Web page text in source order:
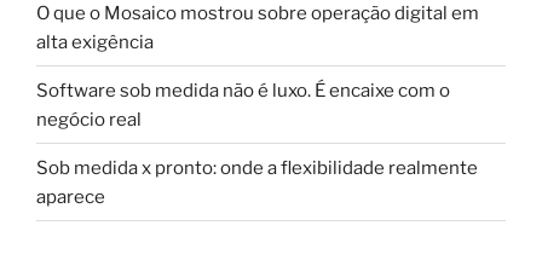
O que o Mosaico mostrou sobre operação digital em
alta exigência
Software sob medida não é luxo. É encaixe com o
negócio real
Sob medida x pronto: onde a flexibilidade realmente
aparece